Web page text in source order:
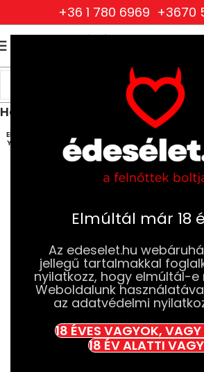
Elmúltál már 18
Az edeselet.hu
jellegű tartalmakkal
nyilatkozz, hogy elmúltál-e
Weboldalunk
az adatvédelmi
18 ÉVES VAGYOK, VAGY
18 ÉV ALATTI
+36 1 780 6969 +3670
Ruhák és Fehérneműk
Női Ruhák és Fehérneműk
Harisnyák, harisnyatartók,
ELFOG
YOTT